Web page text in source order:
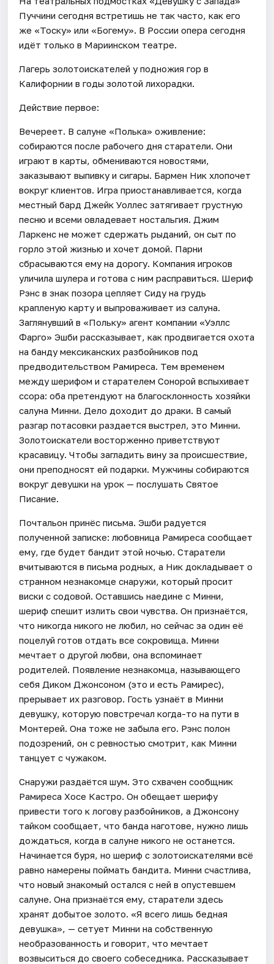
Пуччини сегодня встретишь не так часто, как его
же «Тоску» или «Богему». В России опера сегодня
идёт только в Мариинском театре.
Лагерь золотоискателей у подножия гор в
Калифорнии в годы золотой лихорадки.
Действие первое:
Вечереет. В салуне «Полька» оживление:
собираются после рабочего дня старатели. Они
играют в карты, обмениваются новостями,
заказывают выпивку и сигары. Бармен Ник хлопочет
вокруг клиентов. Игра приостанавливается, когда
местный бард Джейк Уоллес затягивает грустную
песню и всеми овладевает ностальгия. Джим
Ларкенс не может сдержать рыданий, он сыт по
горло этой жизнью и хочет домой. Парни
сбрасываются ему на дорогу. Компания игроков
уличила шулера и готова с ним расправиться. Шериф
Рэнс в знак позора цепляет Сиду на грудь
крапленую карту и выпроваживает из салуна.
Заглянувший в «Польку» агент компании «Уэллс
Фарго» Эшби рассказывает, как продвигается охота
на банду мексиканских разбойников под
предводительством Рамиреса. Тем временем
между шерифом и старателем Сонорой вспыхивает
ссора: оба претендуют на благосклонность хозяйки
салуна Минни. Дело доходит до драки. В самый
разгар потасовки раздается выстрел, это Минни.
Золотоискатели восторженно приветствуют
красавицу. Чтобы загладить вину за происшествие,
они преподносят ей подарки. Мужчины собираются
вокруг девушки на урок — послушать Святое
Писание.
Почтальон принёс письма. Эшби радуется
полученной записке: любовница Рамиреса сообщает
ему, где будет бандит этой ночью. Старатели
вчитываются в письма родных, а Ник докладывает о
странном незнакомце снаружи, который просит
виски с содовой. Оставшись наедине с Минни,
шериф спешит излить свои чувства. Он признаётся,
что никогда никого не любил, но сейчас за один её
поцелуй готов отдать все сокровища. Минни
мечтает о другой любви, она вспоминает
родителей. Появление незнакомца, называющего
себя Диком Джонсоном (это и есть Рамирес),
прерывает их разговор. Гость узнаёт в Минни
девушку, которую повстречал когда-то на пути в
Монтерей. Она тоже не забыла его. Рэнс полон
подозрений, он с ревностью смотрит, как Минни
танцует с чужаком.
Снаружи раздаётся шум. Это схвачен сообщник
Рамиреса Хосе Кастро. Он обещает шерифу
привести того к логову разбойников, а Джонсону
тайком сообщает, что банда наготове, нужно лишь
дождаться, когда в салуне никого не останется.
Начинается буря, но шериф с золотоискателями всё
равно намерены поймать бандита. Минни счастлива,
что новый знакомый остался с ней в опустевшем
салуне. Она признаётся ему, старатели здесь
хранят добытое золото. «Я всего лишь бедная
девушка», — сетует Минни на собственную
необразованность и говорит, что мечтает
возвыситься до своего собеседника. Рассказывает